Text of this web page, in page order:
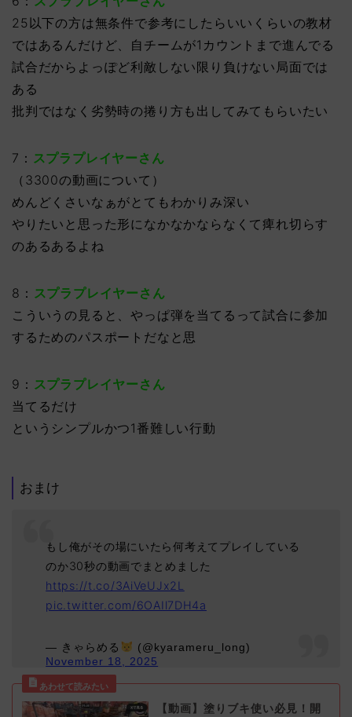
25以下の方は無条件で参考にしたらいいくらいの教材
ではあるんだけど、自チームが1カウントまで進んでる
試合だからよっぽど利敵しない限り負けない局面では
ある
批判ではなく劣勢時の捲り方も出してみてもらいたい
7： スプラプレイヤーさん
（3300の動画について）
めんどくさいなぁがとてもわかりみ深い
やりたいと思った形になかなかならなくて痺れ切らす
のあるあるよね
8： スプラプレイヤーさん
こういうの見ると、やっぱ弾を当てるって試合に参加
するためのパスポートだなと思
9： スプラプレイヤーさん
当てるだけ
というシンプルかつ1番難しい行動
おまけ
もし俺がその場にいたら何考えてプレイしている
のか30秒の動画でまとめました
https://t.co/3AiVeUJx2L
pic.twitter.com/6OAIl7DH4a
— きゃらめる
(@kyarameru_long)
November 18, 2025
【動画】塗りブキ使い必見！開